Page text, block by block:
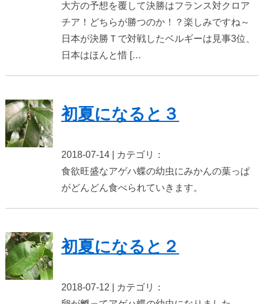
大方の予想を覆して決勝はフランス対クロア
チア！どちらが勝つのか！？楽しみですね～
日本が決勝Ｔで対戦したベルギーは見事3位、
日本はほんと惜 […
初夏になると３
2018-07-14 | カテゴリ：
食欲旺盛なアゲハ蝶の幼虫にみかんの葉っぱ
がどんどん食べられていきます。
初夏になると２
2018-07-12 | カテゴリ：